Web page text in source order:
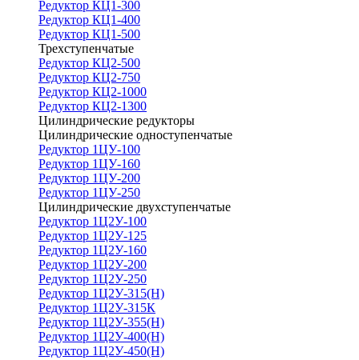
Редуктор КЦ1-300
Редуктор КЦ1-400
Редуктор КЦ1-500
Трехступенчатые
Редуктор КЦ2-500
Редуктор КЦ2-750
Редуктор КЦ2-1000
Редуктор КЦ2-1300
Цилиндрические редукторы
Цилиндрические одноступенчатые
Редуктор 1ЦУ-100
Редуктор 1ЦУ-160
Редуктор 1ЦУ-200
Редуктор 1ЦУ-250
Цилиндрические двухступенчатые
Редуктор 1Ц2У-100
Редуктор 1Ц2У-125
Редуктор 1Ц2У-160
Редуктор 1Ц2У-200
Редуктор 1Ц2У-250
Редуктор 1Ц2У-315(Н)
Редуктор 1Ц2У-315К
Редуктор 1Ц2У-355(Н)
Редуктор 1Ц2У-400(Н)
Редуктор 1Ц2У-450(Н)